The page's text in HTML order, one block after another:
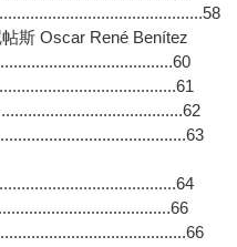
斯 Oscar René Benítez